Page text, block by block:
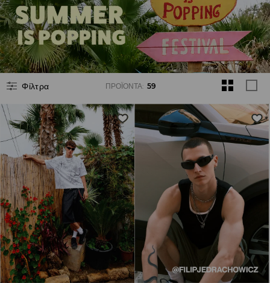
Φίλτρα ΠΡΟΪΌΝΤΑ: 59